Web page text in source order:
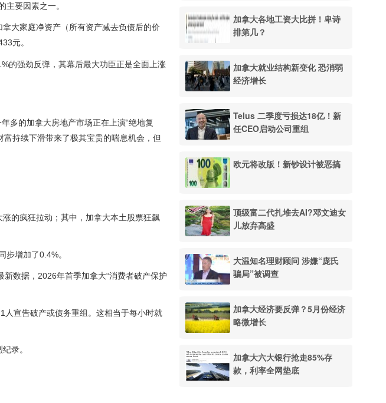
要因素之一。
大家庭净资产（所有资产减去负债后的价
元。
的强劲反弹，其幕后最大功臣正是全面上涨
多的加拿大房地产市场正在上演“绝地复
持续下滑带来了极其宝贵的喘息机会，但
的疯狂拉动；其中，加拿大本土股票狂飙
步增加了0.4%。
数据，2026年首季加拿大“消费者破产保护
人宣告破产或债务重组。这相当于每小时就
录。
加拿大各地工资大比拼！卑诗
排第几？
加拿大就业结构新变化 恐消弱
经济增长
Telus 二季度亏损达18亿！新
任CEO启动公司重组
欧元将改版！新钞设计被恶搞
顶级富二代扎堆去AI?邓文迪女
儿放弃高盛
大温知名理财顾问 涉嫌“庞氏
骗局”被调查
加拿大经济要反弹？5月份经济
略微增长
加拿大六大银行抢走85%存
款，利率全网垫底